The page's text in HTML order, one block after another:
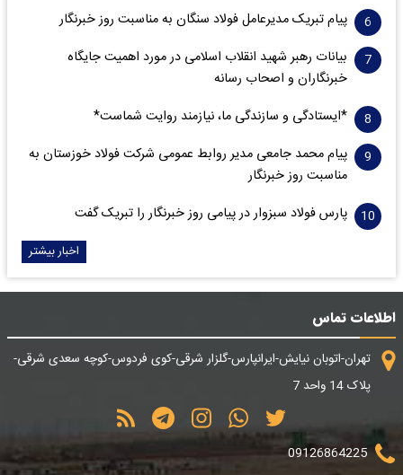
پیام تبریک مدیرعامل فولاد سنگان به مناسبت روز خبرنگار
بیانات رهبر شهید انقلاب اسلامی در مورد اهمیت جایگاه
خبرنگاران و اصحاب رسانه
*ایستادگی و سازندگی ما، نیازمند روایت شماست*
پیام محمد جامعی مدیر روابط عمومی شرکت فولاد خوزستان به
مناسبت روز خبرنگار
پارس فولاد سبزوار در پیامی روز خبرنگار را تبریک گفت
اخبار بیشتر
اطلاعات تماس
تهران-اتوبان نیایش-ایرانپارس-گلزار شرقی-کوی فردوس-کوچه سعدی شرقی-
پلاک 14 واحد 7
09126864225